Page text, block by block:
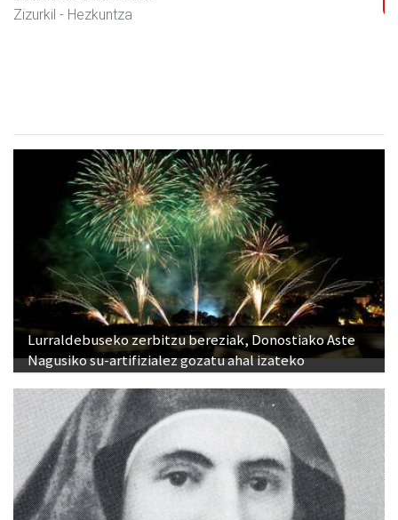
Lurraldebuseko zerbitzu bereziak, Donostiako Aste
Nagusiko su-artifizialez gozatu ahal izateko